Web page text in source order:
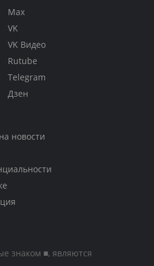
Max
VK
VK Видео
Rutube
Telegram
Дзен
новости
знаком ■, являются